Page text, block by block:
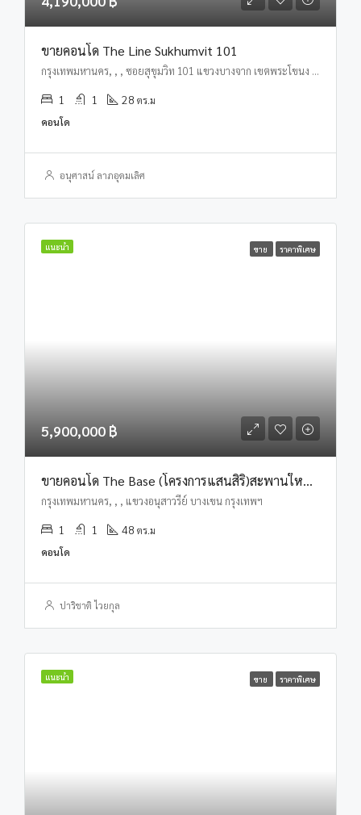
ขายคอนโด The Line Sukhumvit 101
กรุงเทพมหานคร, , , ซอยสุขุมวิท 101 แขวงบางจาก เขตพระโขนง กทม
1 1 28 ตร.ม
คอนโด
อนุศาสน์ ลาภอุดมเลิศ
แนะนำ ขาย ราคาพิเศษ
5,900,000 ฿
ขายคอนโด The Base (โครงการแสนสิริ)สะพานใหม่ บางเขน กรุงเทพฯ
กรุงเทพมหานคร, , , แขวงอนุสาวรีย์ บางเขน กรุงเทพฯ
1 1 48 ตร.ม
คอนโด
ปาริชาติ ไวยกุล
แนะนำ ขาย ราคาพิเศษ